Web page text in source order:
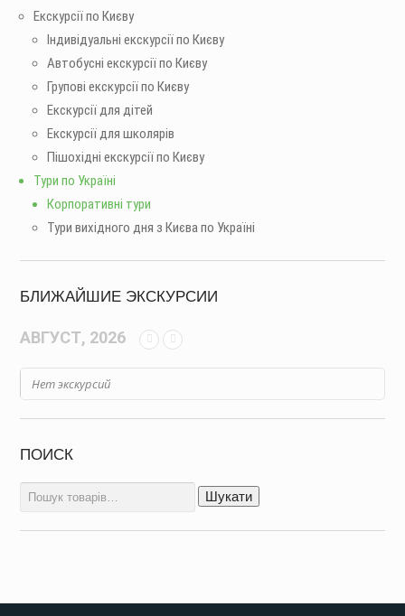
Екскурсії по Києву
Індивідуальні екскурсії по Києву
Автобусні екскурсії по Києву
Групові екскурсії по Києву
Екскурсії для дітей
Екскурсії для школярів
Пішохідні екскурсії по Києву
Тури по Україні
Корпоративні тури
Тури вихідного дня з Києва по Україні
БЛИЖАЙШИЕ ЭКСКУРСИИ
АВГУСТ, 2026
Нет экскурсий
ПОИСК
Шукати: Шукати